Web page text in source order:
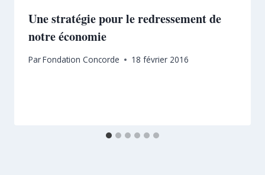
Une stratégie pour le redressement de
notre économie
ParFondation Concorde 18 février 2016